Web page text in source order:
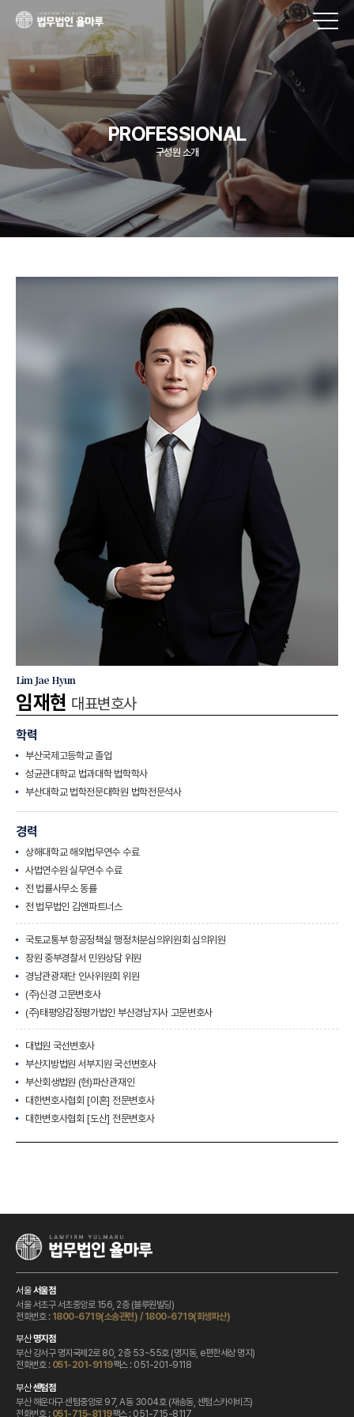
PROFESSIONAL
구성원 소개
Lim Jae Hyun
임재현 대표변호사
학력
부산국제고등학교 졸업
성균관대학교 법과대학 법학학사
부산대학교 법학전문대학원 법학전문석사
경력
상해대학교 해외법무연수 수료
사법연수원 실무연수 수료
전 법률사무소 동률
전 법무법인 김앤파트너스
국토교통부 항공정책실 행정처분심의위원회 심의위원
창원 중부경찰서 민원상담 위원
경남관광재단 인사위원회 위원
(주)신경 고문변호사
(주)태평양감정평가법인 부산경남지사 고문변호사
대법원 국선변호사
부산지방법원 서부지원 국선변호사
부산회생법원 (현)파산관재인
대한변호사협회 [이혼] 전문변호사
대한변호사협회 [도산] 전문변호사
서울서울점
서울 서초구 서초중앙로 156, 2층 (블루원빌딩)
전화번호 : 1800-6719(소송관련) / 1800-6719(회생파산)
부산명지점
부산 강서구 명지국제2로 80, 2층 53~55호 (명지동, e편한세상 명지)
전화번호 : 051-201-9119팩스 : 051-201-9118
부산센텀점
부산 해운대구 센텀중앙로 97, A동 3004호 (재송동, 센텀스카이비즈)
전화번호 : 051-715-8119팩스 : 051-715-8117